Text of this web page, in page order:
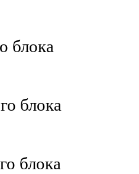
блока
блока
блока